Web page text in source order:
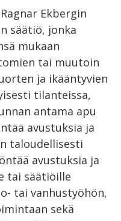
Ekbergin
säätiö, jonka
mukaan
tai muutoin
ja ikääntyvien
tilanteissa,
antama apu
avustuksia ja
taloudellisesti
avustuksia ja
tai säätiöille
tai vanhustyöhön,
sekä